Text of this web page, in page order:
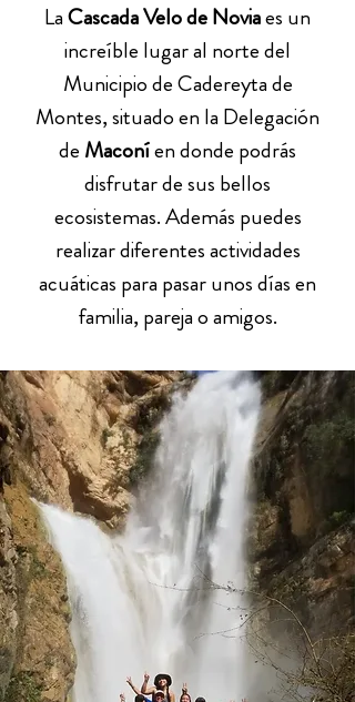
LaCascada Velo de Noviaes un
increíble lugar al norte del
Municipio de Cadereyta de
Montes, situado en la Delegación
de Maconíen donde podrás
disfrutar de sus bellos
ecosistemas. Además puedes
realizar diferentes actividades
acuáticas para pasar unos días en
familia, pareja o amigos.